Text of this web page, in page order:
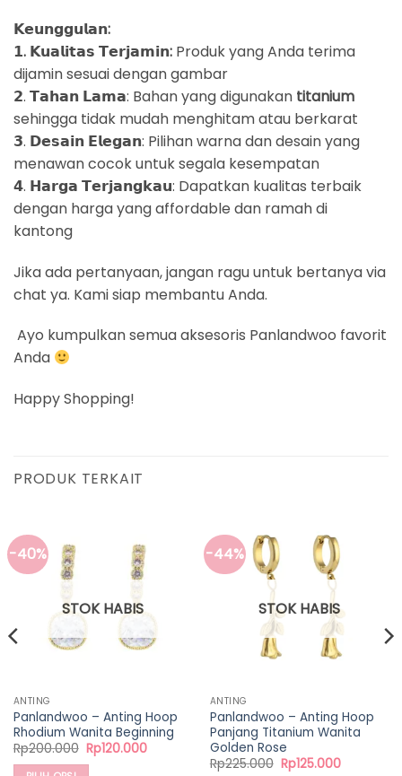
𝗞𝗲𝘂𝗻𝗴𝗴𝘂𝗹𝗮𝗻:
𝟭. 𝗞𝘂𝗮𝗹𝗶𝘁𝗮𝘀 𝗧𝗲𝗿𝗷𝗮𝗺𝗶𝗻: Produk yang Anda terima
dijamin sesuai dengan gambar
𝟮. 𝗧𝗮𝗵𝗮𝗻 𝗟𝗮𝗺𝗮: Bahan yang digunakan titanium
sehingga tidak mudah menghitam atau berkarat
𝟯. 𝗗𝗲𝘀𝗮𝗶𝗻 𝗘𝗹𝗲𝗴𝗮𝗻: Pilihan warna dan desain yang
menawan cocok untuk segala kesempatan
𝟰. 𝗛𝗮𝗿𝗴𝗮 𝗧𝗲𝗿𝗷𝗮𝗻𝗴𝗸𝗮𝘂: Dapatkan kualitas terbaik
dengan harga yang affordable dan ramah di
kantong
Jika ada pertanyaan, jangan ragu untuk bertanya via
chat ya. Kami siap membantu Anda.
Ayo kumpulkan semua aksesoris Panlandwoo favorit
Anda
Happy Shopping!
PRODUK TERKAIT
-40%
STOK HABIS
ANTING
Panlandwoo – Anting Hoop
Rhodium Wanita Beginning
Rp200.000 Harga
aslinya
Rp120.000Harga
-44%
STOK HABIS
ANTING
Panlandwoo – Anting Hoop
Panjang Titanium Wanita
Golden Rose
Rp225.000 Harga
Rp125.000Harga